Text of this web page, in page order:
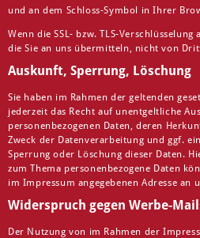
und an dem Schloss-Symbol in Ihrer
Wenn die SSL- bzw. TLS-
die Sie an uns übermitteln, nicht von
Auskunft, Sperrung, Löschung
Sie haben im Rahmen der geltenden
jederzeit das Recht auf unentgeltliche
personenbezogenen Daten, deren
Zweck der Datenverarbeitung und ggf.
Sperrung oder Löschung dieser Daten.
zum Thema personenbezogene Daten
im Impressum angegebenen Adresse an
Widerspruch gegen Werbe-
Der Nutzung von im Rahmen der